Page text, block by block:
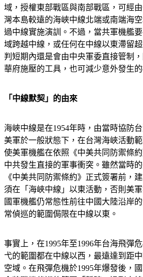
域，授權東部戰區與南部戰區，可經
灣本島較遠的海峽中線北端或南端海
過中線實施演訓。不過，當共軍機艦
域跨越中線，或任何在中線以東滯留
判短期內還是會由中央軍委直接管制
華府施壓的工具，也可減少意外發生的
「中線默契」的由來
海峽中線是在1954年時，由當時協防
美軍於一般狀態下，在台灣海峽活動
使美軍機艦在依照《中美共同防禦條
中共發生直接的軍事衝突。雖然當時
《中美共同防禦條約》正式簽署前，
須在「海峽中線」以東活動，否則美
國軍機艦仍常態性前往中國大陸沿岸
常偵巡的範圍侷限在中線以東。
事實上，在1995年至1996年台海飛彈
弋的範圍都在中線以西，最遠達到距
空域。在飛彈危機於1995年爆發後，